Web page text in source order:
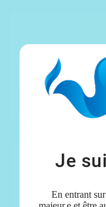
Je
En entrant
Ventes, ordre